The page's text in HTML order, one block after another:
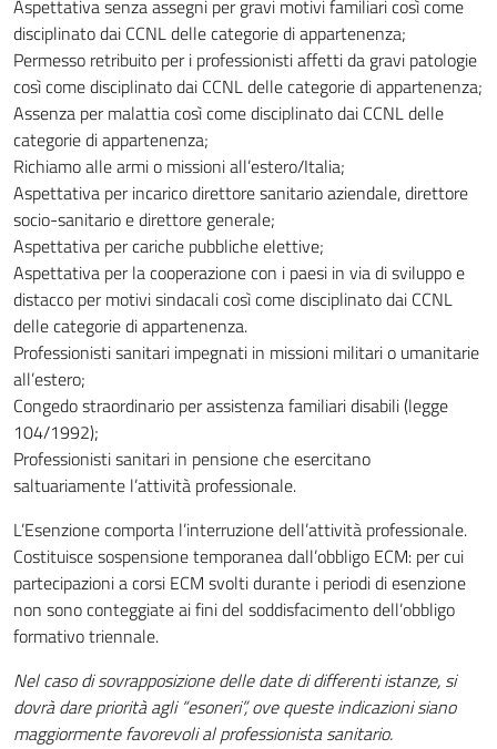
Aspettativa senza assegni per gravi motivi familiari così come
disciplinato dai CCNL delle categorie di appartenenza;
Permesso retribuito per i professionisti affetti da gravi patologie
così come disciplinato dai CCNL delle categorie di appartenenza;
Assenza per malattia così come disciplinato dai CCNL delle
categorie di appartenenza;
Richiamo alle armi o missioni all’estero/Italia;
Aspettativa per incarico direttore sanitario aziendale, direttore
socio-sanitario e direttore generale;
Aspettativa per cariche pubbliche elettive;
Aspettativa per la cooperazione con i paesi in via di sviluppo e
distacco per motivi sindacali così come disciplinato dai CCNL
delle categorie di appartenenza.
Professionisti sanitari impegnati in missioni militari o umanitarie
all’estero;
Congedo straordinario per assistenza familiari disabili (legge
104/1992);
Professionisti sanitari in pensione che esercitano
saltuariamente l’attività professionale.
L’Esenzione comporta l’interruzione dell’attività professionale.
Costituisce sospensione temporanea dall’obbligo ECM: per cui
partecipazioni a corsi ECM svolti durante i periodi di esenzione
non sono conteggiate ai fini del soddisfacimento dell’obbligo
formativo triennale.
Nel caso di sovrapposizione delle date di differenti istanze, si
dovrà dare priorità agli “esoneri”, ove queste indicazioni siano
maggiormente favorevoli al professionista sanitario.